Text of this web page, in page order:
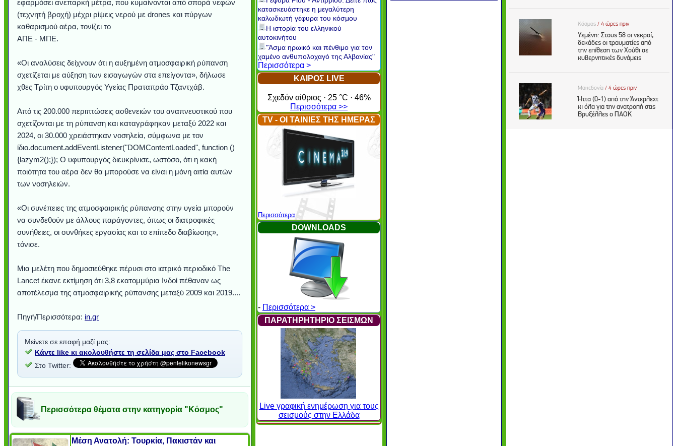
εφαρμόσει ανεπαρκή μέτρα, που κυμαίνονται από σπορά νεφών
(τεχνητή βροχή) μέχρι ρίψεις νερού με drones και πύργων
καθαρισμού αέρα, τονίζει το
ΑΠΕ - ΜΠΕ.
«Οι αναλύσεις δείχνουν ότι η αυξημένη ατμοσφαιρική ρύπανση
σχετίζεται με αύξηση των εισαγωγών στα επείγοντα», δήλωσε
χθες Τρίτη ο υφυπουργός Υγείας Πραταπράο Τζαντχάβ.
Από τις 200.000 περιπτώσεις ασθενειών του αναπνευστικού που
σχετίζονται με τη ρύπανση και καταγράφηκαν μεταξύ 2022 και
2024, οι 30.000 χρειάστηκαν νοσηλεία, σύμφωνα με τον
ίδιο.document.addEventListener("DOMContentLoaded", function ()
{lazym2();}); Ο υφυπουργός διευκρίνισε, ωστόσο, ότι η κακή
ποιότητα του αέρα δεν θα μπορούσε να είναι η μόνη αιτία αυτών
των νοσηλειών.
«Οι συνέπειες της ατμοσφαιρικής ρύπανσης στην υγεία μπορούν
να συνδεθούν με άλλους παράγοντες, όπως οι διατροφικές
συνήθειες, οι συνθήκες εργασίας και το επίπεδο διαβίωσης»,
τόνισε.
Μια μελέτη που δημοσιεύθηκε πέρυσι στο ιατρικό περιοδικό The
Lancet έκανε εκτίμηση ότι 3,8 εκατομμύρια Ινδοί πέθαναν ως
αποτέλεσμα της ατμοσφαιρικής ρύπανσης μεταξύ 2009 και 2019....
Πηγή/Περισσότερα: in.gr
Μείνετε σε επαφή μαζί μας:
Κάντε like κι ακολουθήστε τη σελίδα μας στο Facebook
Στο Twitter:
Περισσότερα θέματα στην κατηγορία "Κόσμος"
Μέση Ανατολή: Τουρκία, Πακιστάν και
κατασκευάστηκε η μεγαλύτερη
καλωδιωτή γέφυρα του κόσμου
Η ιστορία του ελληνικού
αυτοκινήτου
"Άσμα ηρωικό και πένθιμο για τον
χαμένο ανθυπολοχαγό της Αλβανίας"
Περισσότερα >
ΚΑΙΡΟΣ LIVE
Σχεδόν αίθριος · 25 °C · 46%
Περισσότερα >>
TV - ΟΙ ΤΑΙΝΙΕΣ ΤΗΣ ΗΜΕΡΑΣ
Περισσότερα
DOWNLOADS
- Περισσότερα >
ΠΑΡΑΤΗΡΗΤΗΡΙΟ ΣΕΙΣΜΩΝ
Live γραφική ενημέρωση για τους
σεισμούς στην Ελλάδα